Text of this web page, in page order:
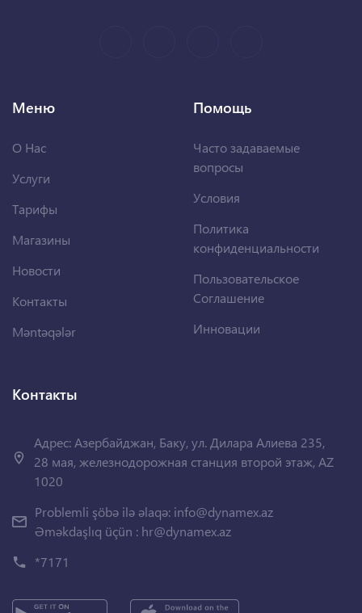
Меню
О Нас
Услуги
Тарифы
Магазины
Новости
Контакты
Məntəqələr
Помощь
Часто задаваемые
вопросы
Условия
Политика
конфиденциальности
Пользовательское
Соглашение
Инновации
Контакты
Адрес: Азербайджан, Баку, ул. Дилара Алиева 235,
28 мая, железнодорожная станция второй этаж, AZ
1020
Problemli şöbə ilə əlaqə: info@dynamex.az
Əməkdaşlıq üçün : hr@dynamex.az
*7171